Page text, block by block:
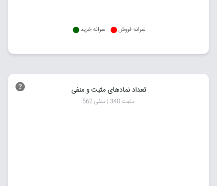
سرانه خرید سرانه فروش
تعداد نمادهای مثبت و منفی
مثبت 340 | منفی 562